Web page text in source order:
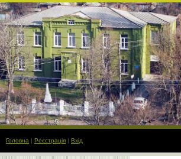
Головна | Реєстрація | Вхід